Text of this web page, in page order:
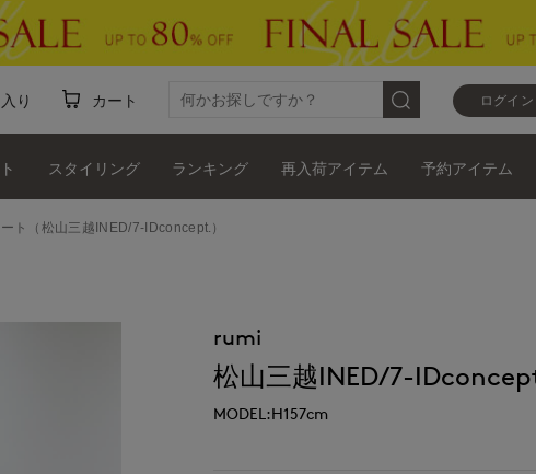
ログイン
り カート
スタイリング ランキング 再入荷アイテム 予約アイテム
ト（松山三越INED/7-IDconcept.）
rumi
松山三越INED/7-
MODEL:H157cm